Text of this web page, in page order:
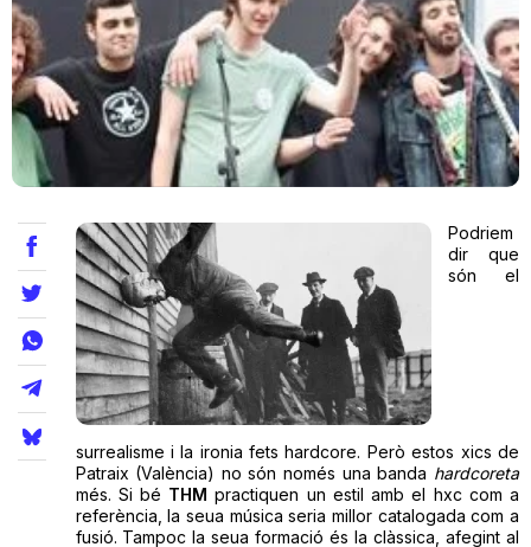
Teatre
Internet
Llibres
La Llista
Llocs
Podriem
dir que
són el
surrealisme i la ironia fets hardcore. Però estos xics de
Patraix (València) no són només una banda hardcoreta
més. Si bé THM practiquen un estil amb el hxc com a
referència, la seua música seria millor catalogada com a
fusió. Tampoc la seua formació és la clàssica, afegint al